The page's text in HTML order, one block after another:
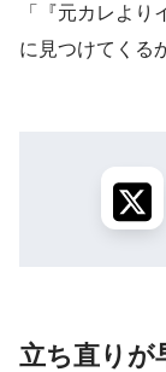
「『元カレよ
に見つけてくる
立ち直りが